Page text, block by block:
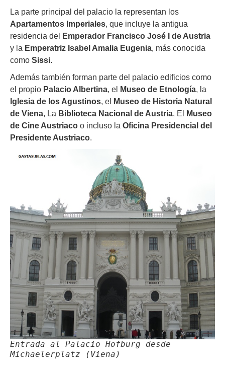
La parte principal del palacio la representan los
Apartamentos Imperiales, que incluye la antigua
residencia del
Emperador Francisco José I
de Austria
y la Emperatriz Isabel Amalia Eugenia, más conocida
como Sissi.
Además también forman parte del palacio edificios como
el propio Palacio Albertina, el Museo de Etnología, la
Iglesia de los Agustinos, el
Museo de Historia Natural
de Viena, La Biblioteca Nacional de Austria, El
Museo
de Cine Austriaco o incluso la Oficina Presidencial del
Presidente Austriaco.
Entrada al Palacio Hofburg desde
Michaelerplatz (Viena)